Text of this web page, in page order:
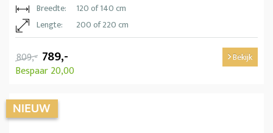
Breedte:
120 of 140 cm
Lengte:
200 of 220 cm
809,- 789,-
Bespaar 20,00
Bekijk